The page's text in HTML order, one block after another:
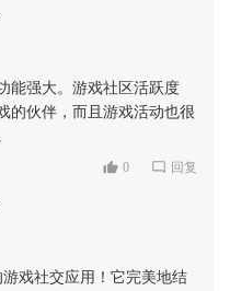
能强大。游戏社区活跃度
的伙伴，而且游戏活动也很
0 回复
游戏社交应用！它完美地结